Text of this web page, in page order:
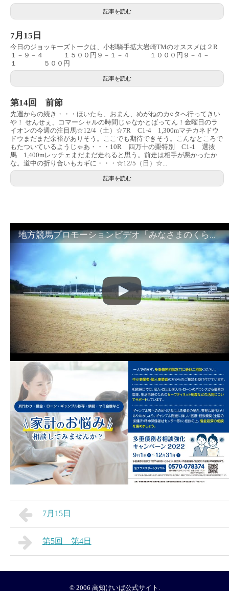
記事を読む
7月15日
今日のジョッキーズトークは、小杉騎手拡大岩崎TMのオススメは２R
１－９－４ １５００円９－１－４ １０００円９－４－
１ ５００円
記事を読む
第14回 前節
先週からの続き・・・ほいたら、おまん、めがねのカ○タへ行ってきい
や！ せんせぇ、コマーシャルの時間じゃなかとばってん！金曜日のラ
イオンの今週の注目馬☆12/4（土）☆7R C1-4 1,300mマチカネドウ
ドウまだまだ余裕がありそう。ここでも期待できそう。こんなところで
もたついているようじゃあ・・・10R 四万十の栗特別 C1-1 選抜
馬 1,400mレッチェまだまだ走れると思う。前走は相手が悪かったか
な。道中の折り合いもカギに・・・☆12/5（日）☆...
記事を読む
地方競馬プロモーションビデオ「みなさまのくらしのために」30秒篇｜NAR公式
7月15日
第5回 第4日
© 2006 高知けいば公式サイト .